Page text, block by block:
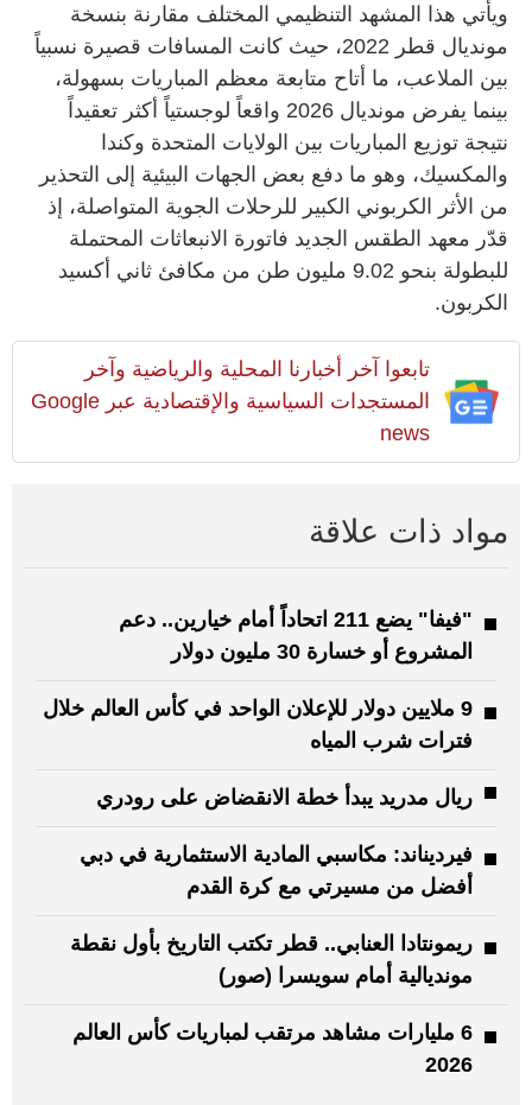
ويأتي هذا المشهد التنظيمي المختلف مقارنة بنسخة
مونديال قطر 2022، حيث كانت المسافات قصيرة نسبياً
بين الملاعب، ما أتاح متابعة معظم المباريات بسهولة،
بينما يفرض مونديال 2026 واقعاً لوجستياً أكثر تعقيداً
نتيجة توزيع المباريات بين الولايات المتحدة وكندا
والمكسيك، وهو ما دفع بعض الجهات البيئية إلى التحذير
من الأثر الكربوني الكبير للرحلات الجوية المتواصلة، إذ
قدّر معهد الطقس الجديد فاتورة الانبعاثات المحتملة
للبطولة بنحو 9.02 مليون طن من مكافئ ثاني أكسيد
الكربون.
تابعوا آخر أخبارنا المحلية والرياضية وآخر
المستجدات السياسية والإقتصادية عبر Google
news
مواد ذات علاقة
"فيفا" يضع 211 اتحاداً أمام خيارين.. دعم
المشروع أو خسارة 30 مليون دولار
9 ملايين دولار للإعلان الواحد في كأس العالم خلال
فترات شرب المياه
ريال مدريد يبدأ خطة الانقضاض على رودري
فيرديناند: مكاسبي المادية الاستثمارية في دبي
أفضل من مسيرتي مع كرة القدم
ريمونتادا العنابي.. قطر تكتب التاريخ بأول نقطة
مونديالية أمام سويسرا (صور)
6 مليارات مشاهد مرتقب لمباريات كأس العالم
2026